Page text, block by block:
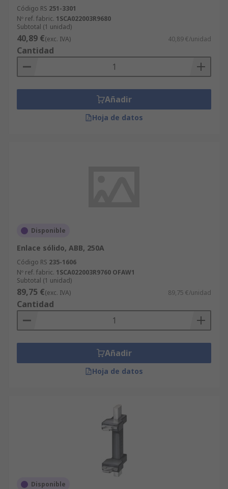
Código RS 251-3301
Nº ref. fabric. 1SCA022003R9680
Subtotal (1 unidad)
40,89 €(exc. IVA) 40,89 €/unidad
Cantidad
Añadir
Hoja de datos
Disponible
Enlace sólido, ABB, 250A
Código RS 235-1606
Nº ref. fabric. 1SCA022003R9760 OFAW1
Subtotal (1 unidad)
89,75 €(exc. IVA) 89,75 €/unidad
Cantidad
Añadir
Hoja de datos
Disponible